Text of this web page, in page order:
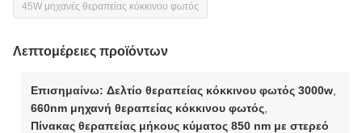
45W μηχανές θεραπείας κόκκινου φωτός
Λεπτομέρειες προϊόντων
Επισημαίνω: Δελτίο θεραπείας κόκκινου φωτός 3000w
660nm μηχανή θεραπείας κόκκινου φωτός
Πίνακας θεραπείας μήκους κύματος 850 nm με στερεό